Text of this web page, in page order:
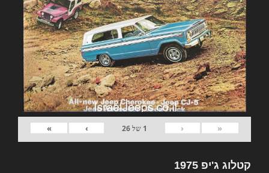
«
‹
1 של26
›
»
קטלוג ג'יפ 1975